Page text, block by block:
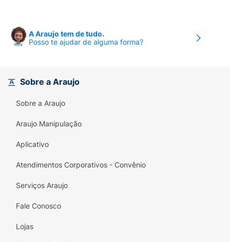
A Araujo tem de tudo.
Posso te ajudar de alguma forma?
Sobre a Araujo
Sobre a Araujo
Araujo Manipulação
Aplicativo
Atendimentos Corporativos - Convênio
Serviços Araujo
Fale Conosco
Lojas